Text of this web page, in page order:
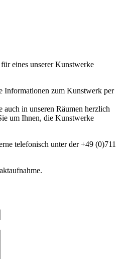
eines unserer Kunstwerke
Informationen zum Kunstwerk per
auch in unseren Räumen herzlich
um Ihnen, die Kunstwerke
telefonisch unter der +49 (0)711